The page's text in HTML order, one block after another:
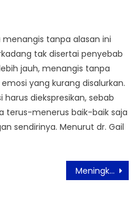
menangis tanpa alasan ini
tak disertai penyebab
jauh, menangis tanpa
yang kurang disalurkan.
diekspresikan, sebab
terus-menerus baik-baik saja
sendirinya. Menurut dr. Gail
Meningkatnya Covid-19, Warga India Ramai-Ramai Bikin Oksigen Sendiri di Rumah